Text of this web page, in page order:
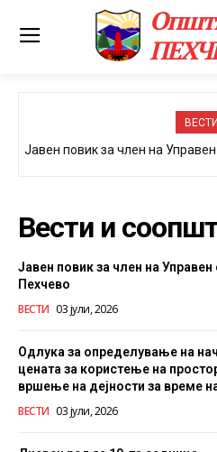
ВЕСТИ
Јавен повик за член на
Вести и
Јавен повик за член на
Пехчево
ВЕСТИ 03 јули, 2026
Одлука за определување на
цената за користење на
вршење на дејности за време
ВЕСТИ 03 јули, 2026